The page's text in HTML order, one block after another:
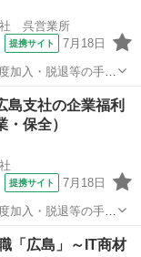
呉営業所
提携サイト 7月18日
加入・脱退等の手続
である法人企業様へ
メイン。個人宅訪
支社の企業福利
保全）
提携サイト 7月18日
加入・脱退等の手続
である法人企業様へ
メイン。個人宅訪
「広島」～IT商材